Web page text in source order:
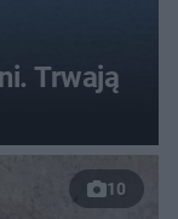
Trwają
10